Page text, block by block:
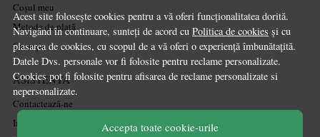
Acest site folosește cookies pentru a vă oferi funcționalitatea dorită.
Navigând în continuare, sunteți de acord cu Politica de cookies și cu
plasarea de cookies, cu scopul de a vă oferi o experiență îmbunătațită.
Datele Dvs. personale vor fi folosite pentru reclame personalizate.
Cookies pot fi folosite pentru afisarea de reclame personalizate si
nepersonalizate.
Accepta toate cookie-urile
Coșul meu
Metode de plată
Garanție
ASISTENTA
Contactează-ne
Informatii legale